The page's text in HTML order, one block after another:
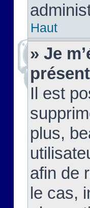
Haut
» Je
Il est
plus,
afin de
le cas,